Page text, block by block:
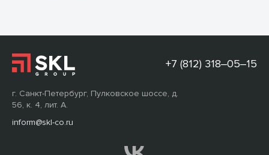
+7 (812) 318‒05‒15
inform@skl-co.ru
г. Санкт-Петербург, Пулковское шоссе, д.
56, к. 4, лит. А.